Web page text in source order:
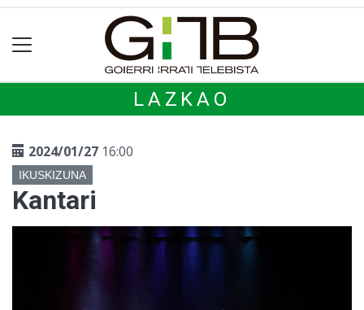
LAZKAO
2024/01/27 16:00
IKUSKIZUNA
Kantari